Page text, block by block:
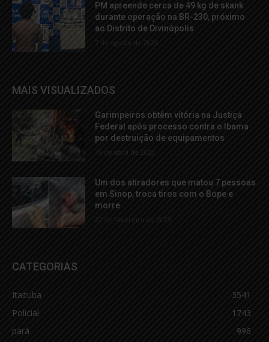
PM apreende cerca de 49 kg de skank
durante operação na BR-230, próximo
ao Distrito de Divinópolis
7 de agosto de 2026
MAIS VISUALIZADOS
Garimpeiros obtêm vitória na Justiça
Federal após processo contra o Ibama
por destruição de equipamentos
19 de abril de 2023
Um dos atiradores que matou 7 pessoas
em Sinop, troca tiros com o Bope e
morre
22 de fevereiro de 2023
CATEGORIAS
Itaituba
3541
Policial
1743
pará
996